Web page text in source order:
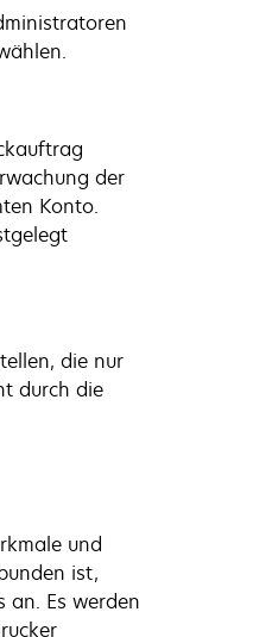
der
Konto.
die nur
durch die
und
ist,
an. Es werden